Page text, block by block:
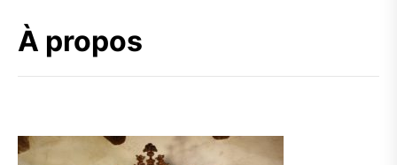
À propos